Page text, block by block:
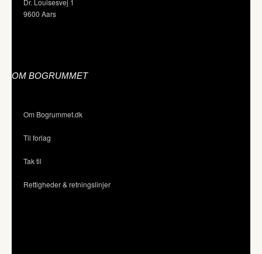
Dr. Louisesvej 1
9600 Aars
OM BOGRUMMET
Om Bogrummet.dk
Til forlag
Tak til
Rettigheder & retningslinjer